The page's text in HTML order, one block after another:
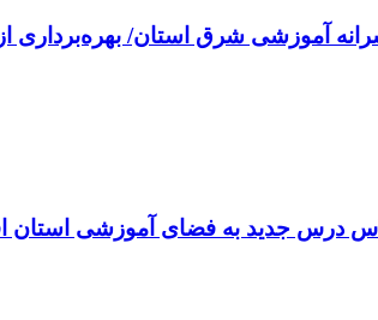
بهره‌برداری از ۴۵۴ کلاس درس تا مهرماه